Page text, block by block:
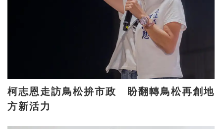
柯志恩走訪鳥松拚市政 盼翻轉鳥松再創地
方新活力